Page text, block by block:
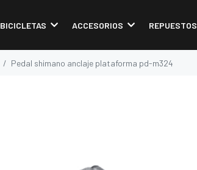
BICICLETAS ACCESORIOS REPUESTOS
Pedal shimano anclaje plataforma pd-m324